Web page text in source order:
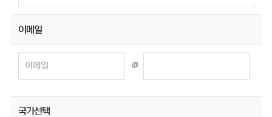
이메일
@
국가선택